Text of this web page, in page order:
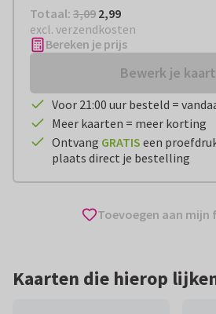
Totaal: € 2,99
Totaal: 3,09 2,99
excl. verzendkosten
Bereken je prijs
Bewerk je kaart
Voor 21:00 uur besteld =
Meer kaarten = meer korting
Ontvang GRATIS een
plaats direct je bestelling
Toevoegen aan mijn
Kaarten die hierop